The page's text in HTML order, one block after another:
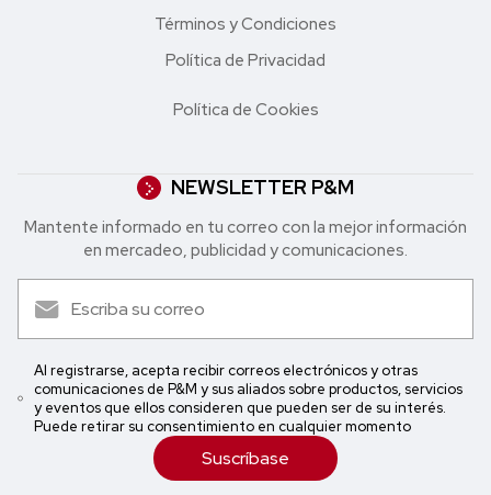
Términos y Condiciones
Política de Privacidad
Política de Cookies
NEWSLETTER P&M
Mantente informado en tu correo con la mejor in formación
en mercadeo, publicidad y comunicaciones.
Al registrarse, acepta recibir correos electrónicos y otras
comunicaciones de P&M y sus aliados sobre productos, servicios
y eventos que ellos consideren que pueden ser de su interés.
Puede retirar su consentimiento en cualquier momento
Suscríbase